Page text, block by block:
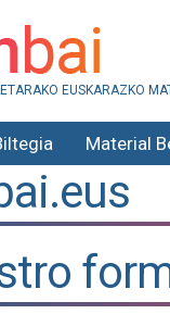
EUSKARAZKO
Material